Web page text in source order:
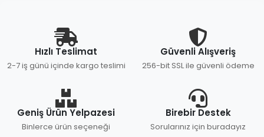
Hızlı Teslimat
2-7 iş günü içinde kargo teslimi
Güvenli Alışveriş
256-bit SSL ile güvenli ödeme
Geniş Ürün Yelpazesi
Binlerce ürün seçeneği
Birebir Destek
Sorularınız için buradayız